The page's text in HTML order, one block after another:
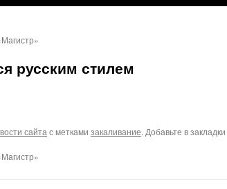
русским стилем
сайта с метками закаливание. Добавьте в закладки